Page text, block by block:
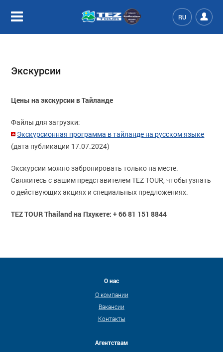
RU
Экскурсии
Цены на экскурсии в Тайланде
Файлы для загрузки:
Экскурсионная программа в тайланде на русском языке
(дата публикации 17.07.2024)
Экскурсии можно забронировать только на месте.
Свяжитесь с вашим представителем TEZ TOUR, чтобы узнать
о действующих акциях и специальных предложениях.
TEZ TOUR Thailand на Пхукете: + 66 81 151 8844
О нас
О компании
Вакансии
Контакты
Агентствам